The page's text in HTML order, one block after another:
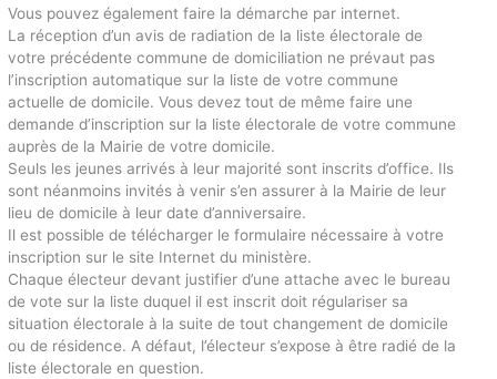
Vous pouvez également faire la démarche par internet.
La réception d’un avis de radiation de la liste électorale de
votre précédente commune de domiciliation ne prévaut pas
l’inscription automatique sur la liste de votre commune
actuelle de domicile. Vous devez tout de même faire une
demande d’inscription sur la liste électorale de votre commune
auprès de la Mairie de votre domicile.
Seuls les jeunes arrivés à leur majorité sont inscrits d’office. Ils
sont néanmoins invités à venir s’en assurer à la Mairie de leur
lieu de domicile à leur date d’anniversaire.
Il est possible de télécharger le formulaire nécessaire à votre
inscription sur le site Internet du ministère.
Chaque électeur devant justifier d’une attache avec le bureau
de vote sur la liste duquel il est inscrit doit régulariser sa
situation électorale à la suite de tout changement de domicile
ou de résidence. A défaut, l’électeur s’expose à être radié de la
liste électorale en question.